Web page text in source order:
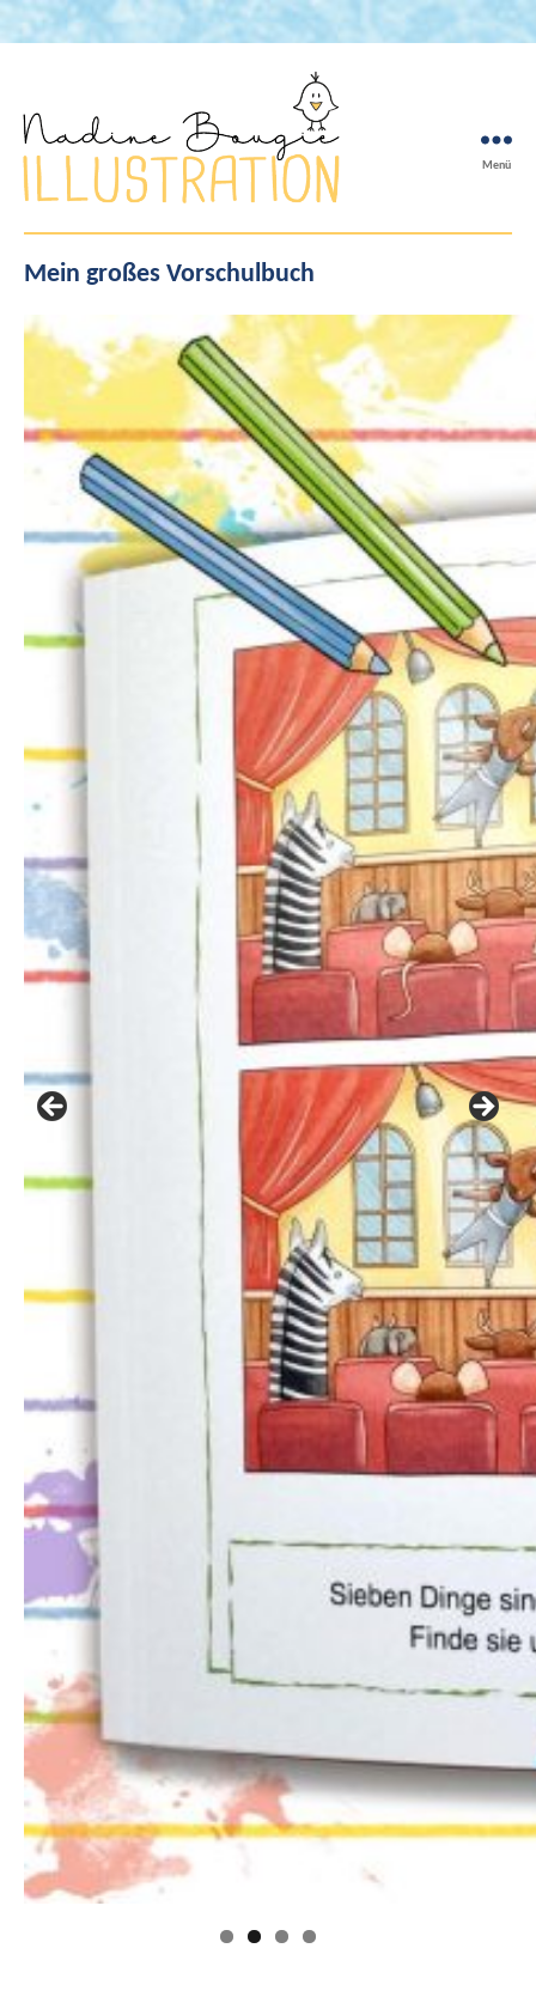
Menü
Mein großes Vorschulbuch